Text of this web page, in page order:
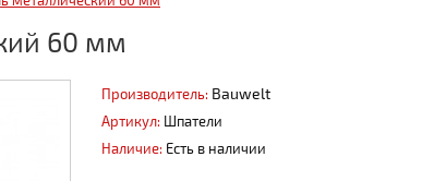
60 мм
Производитель: Bauwelt
Артикул: Шпатели
Наличие: Есть в наличии